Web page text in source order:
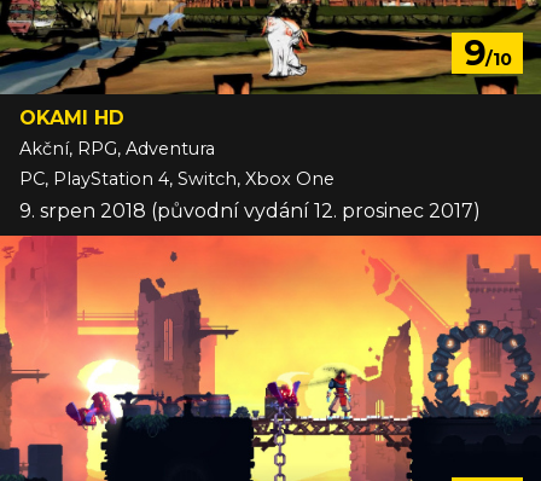
9/10
OKAMI HD
Akční, RPG, Adventura
PC, PlayStation 4, Switch, Xbox One
9. srpen 2018 (původní vydání 12. prosinec 2017)